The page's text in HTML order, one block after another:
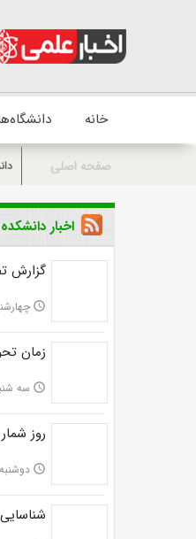
خانه
صفحه اصلی
اخبار
گزارش
access_time چهارشنبه 23
زمان
access_time سه شنبه 22
روز
access_time دوشنبه 21 تیر 1400
شناسایی ۶۶ بیمار جدید در یک روز/ فوت